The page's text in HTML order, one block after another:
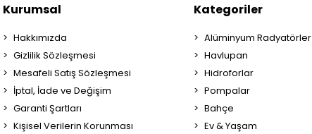
Kurumsal
Hakkımızda
Gizlilik Sözleşmesi
Mesafeli Satış Sözleşmesi
İptal, İade ve Değişim
Garanti Şartları
Kişisel Verilerin Korunması
Kategoriler
Alüminyum Radyatörler
Havlupan
Hidroforlar
Pompalar
Bahçe
Ev & Yaşam